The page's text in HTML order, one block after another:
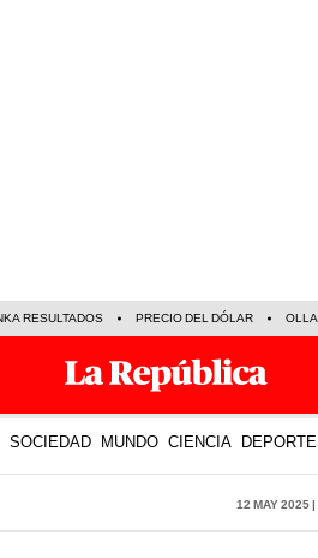
RESULTADOS PRECIO DEL DÓLAR
SOCIEDAD MUNDO CIENCIA
12 May 2025